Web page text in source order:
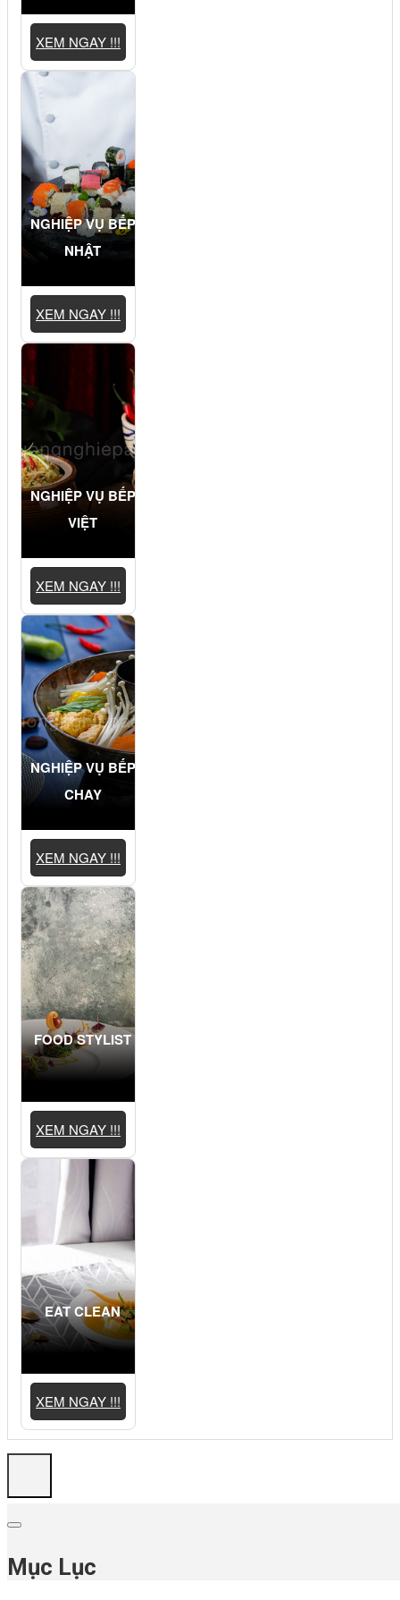
XEM NGAY !!!
NGHIỆP VỤ BẾP
NHẬT
XEM NGAY !!!
NGHIỆP VỤ BẾP
VIỆT
XEM NGAY !!!
NGHIỆP VỤ BẾP
CHAY
XEM NGAY !!!
FOOD STYLIST
XEM NGAY !!!
EAT CLEAN
XEM NGAY !!!
Mục Lục